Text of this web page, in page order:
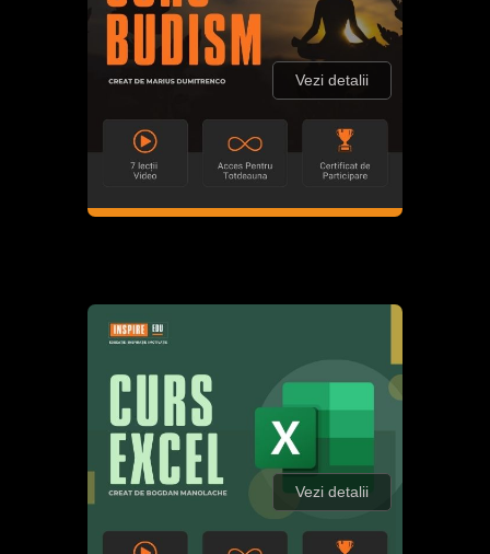
Vezi detalii
Vezi detalii